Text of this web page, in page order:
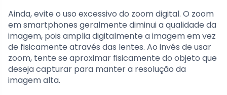
Ainda, evite o uso excessivo do zoom digital. O zoom
em smartphones geralmente diminui a qualidade da
imagem, pois amplia digitalmente a imagem em vez
de fisicamente através das lentes. Ao invés de usar
zoom, tente se aproximar fisicamente do objeto que
deseja capturar para manter a resolução da
imagem alta.